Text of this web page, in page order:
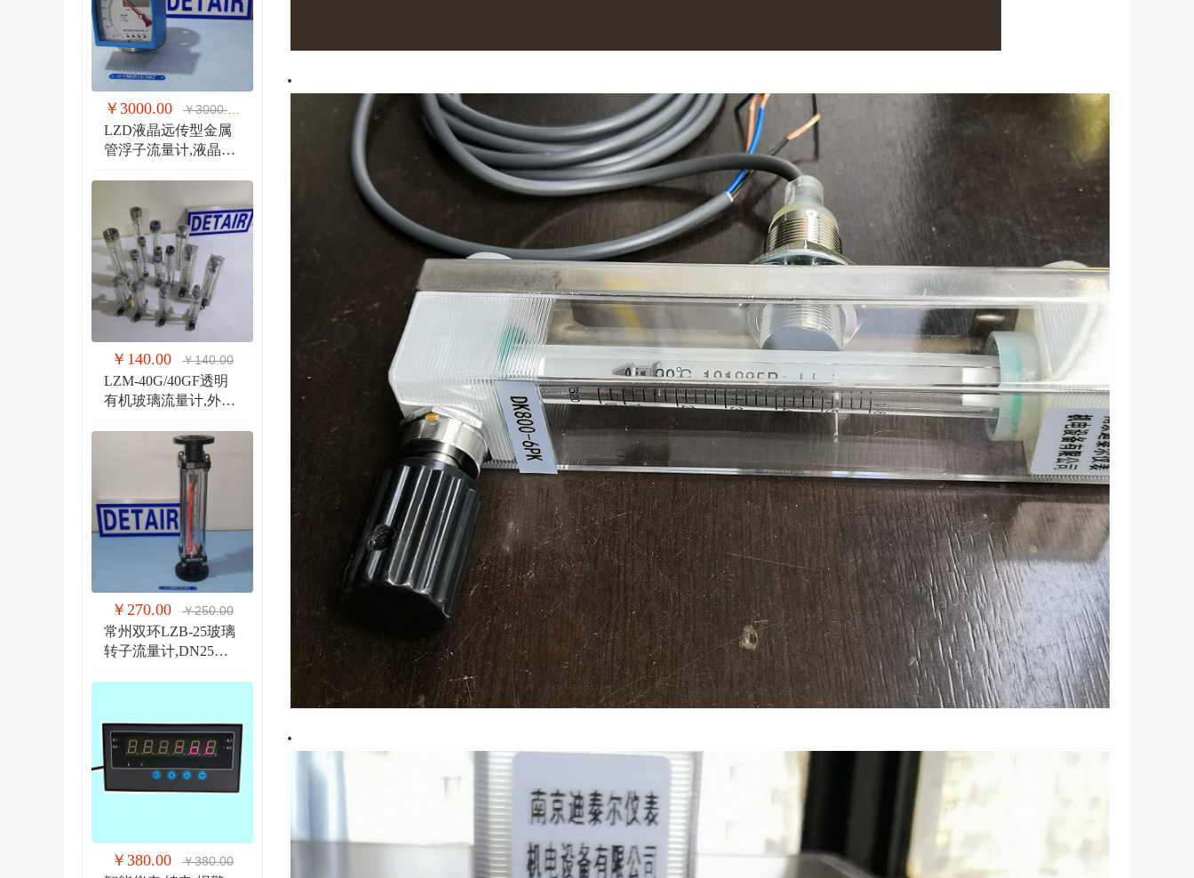
￥3000.00 ￥3000.00
LZD液晶远传型金属
管浮子流量计,液晶显
￥140.00 ￥140.00
LZM-40G/40GF透明
有机玻璃流量计,外螺
￥270.00 ￥250.00
常州双环LZB-25玻璃
转子流量计,DN25法
￥380.00 ￥380.00